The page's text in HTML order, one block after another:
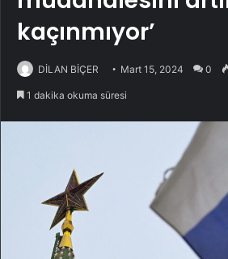
kaçınmıyor’
DİLAN BİÇER Mart 15, 2024 0
1 dakika okuma süresi